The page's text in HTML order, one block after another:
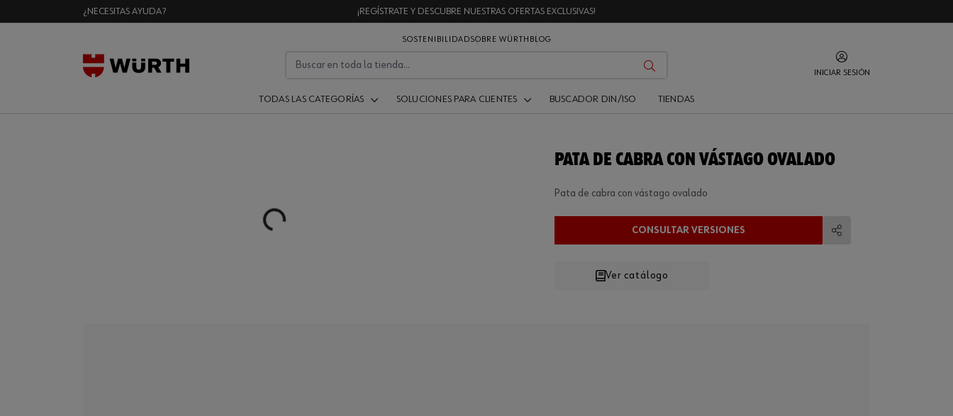
¿NECESITAS AYUDA? ¡REGÍSTRATE Y DESCUBRE NUESTRAS OFERTAS EXCLUSIVAS!
SOSTENIBILIDADSOBRE WÜRTH BLOG
INICIAR SESIÓN
TODAS LAS CATEGORÍAS SOLUCIONES PARA CLIENTES BUSCADOR DIN/ISO TIENDAS
Loading...
PATA DE CABRA CON VÁSTAGO OVALADO
Pata de cabra con vástago ovalado
CONSULTAR VERSIONES
Compartir
Ver catálogo